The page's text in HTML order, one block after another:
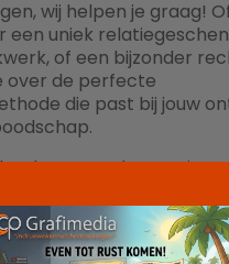
wij helpen je graag!
een uniek
of een bijzonder
over de perfecte
die past bij jouw
beste werkt voor
– 29 44 26. We